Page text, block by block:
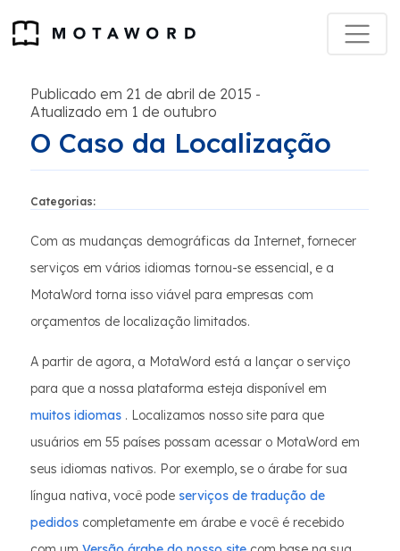
Publicado em 21 de abril de 2015 -
Atualizado em 1 de outubro
O Caso da Localização
Categorias:
Com as mudanças demográficas da Internet, fornecer
serviços em vários idiomas tornou-se essencial, e a
MotaWord torna isso viável para empresas com
orçamentos de localização limitados.
A partir de agora, a MotaWord está a lançar o serviço
para que a nossa plataforma esteja disponível em
muitos idiomas . Localizamos nosso site para que
usuários em 55 países possam acessar o MotaWord em
seus idiomas nativos. Por exemplo, se o árabe for sua
língua nativa, você pode serviços de tradução de
pedidos completamente em árabe e você é recebido